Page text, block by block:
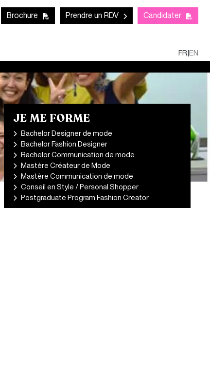
CTA links - Header
Brochure Prendre un RDV Candidater
FR|EN
JE ME FORME
Bachelor Designer de mode
Bachelor Fashion Designer
Bachelor Communication de mode
Mastère Créateur de Mode
Mastère Communication de mode
Conseil en Style / Personal Shopper
Postgraduate Program Fashion Creator